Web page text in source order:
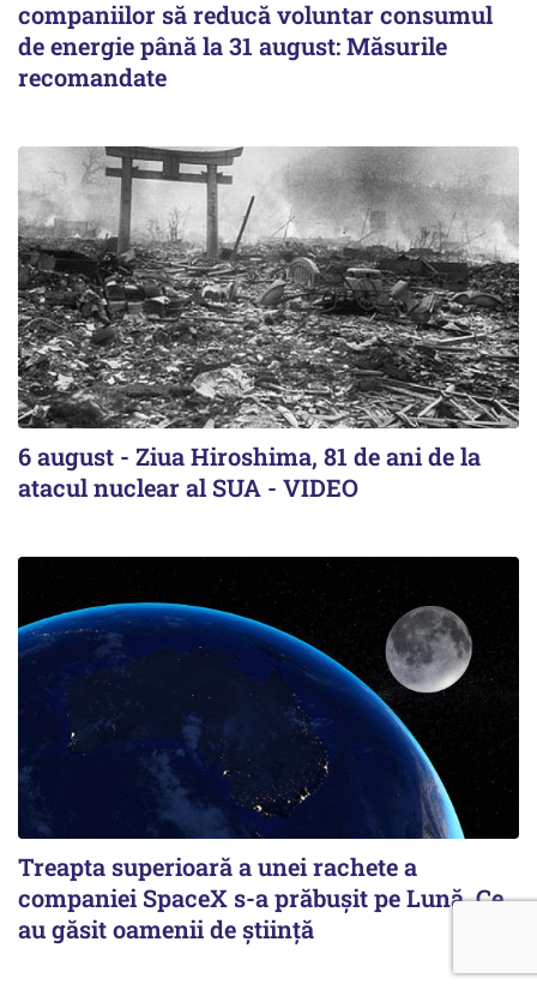
companiilor să reducă voluntar consumul
de energie până la 31 august: Măsurile
recomandate
6 august - Ziua Hiroshima, 81 de ani de la
atacul nuclear al SUA - VIDEO
Treapta superioară a unei rachete a
companiei SpaceX s-a prăbușit pe Lună. Ce
au găsit oamenii de știință